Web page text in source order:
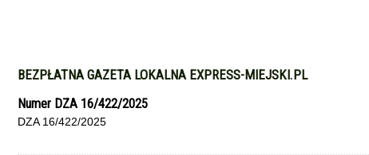
BEZPŁATNA GAZETA LOKALNA EXPRESS-MIEJSKI.PL
Numer DZA 16/422/2025
DZA 16/422/2025